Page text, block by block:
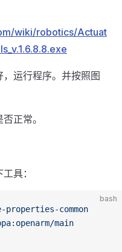
wiki/robotics/Actuat
运行程序。并按照图
正常。
具：
bash
properties-common
main